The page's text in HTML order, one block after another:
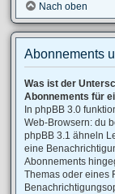
Nach oben
Abonnements
Was ist der
Abonnements für
In phpBB 3.0
Web-Browsern: du
phpBB 3.1 ähneln
eine
Abonnements
Themas oder eines